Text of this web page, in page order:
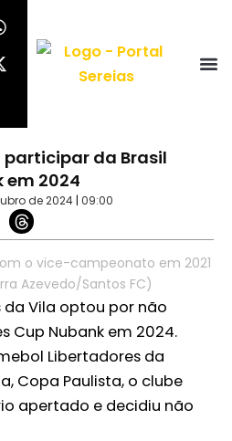
da Brasil
em 2024
de 2024 | 09:00
o vice-campeonato em 2021
Azevedo/Santos FC)
da Vila optou por não
Cup Nubank em 2024.
Libertadores da
Copa Paulista, o clube
apertado e decidiu não